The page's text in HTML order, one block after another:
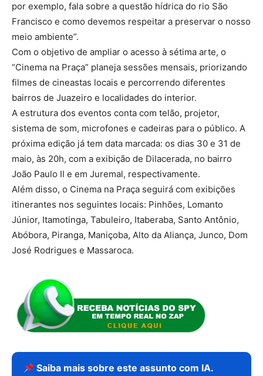
por exemplo, fala sobre a questão hídrica do rio São
Francisco e como devemos respeitar a preservar o nosso
meio ambiente”.
Com o objetivo de ampliar o acesso à sétima arte, o
“Cinema na Praça” planeja sessões mensais, priorizando
filmes de cineastas locais e percorrendo diferentes
bairros de Juazeiro e localidades do interior.
A estrutura dos eventos conta com telão, projetor,
sistema de som, microfones e cadeiras para o público. A
próxima edição já tem data marcada: os dias 30 e 31 de
maio, às 20h, com a exibição de Dilacerada, no bairro
João Paulo II e em Juremal, respectivamente.
Além disso, o Cinema na Praça seguirá com exibições
itinerantes nos seguintes locais: Pinhões, Lomanto
Júnior, Itamotinga, Tabuleiro, Itaberaba, Santo Antônio,
Abóbora, Piranga, Maniçoba, Alto da Aliança, Junco, Dom
José Rodrigues e Massaroca.
Saiba mais sobre este assunto com IA.